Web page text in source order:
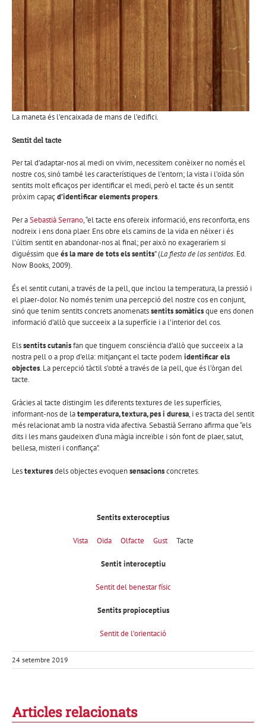
La maneta és l’encaixada de mans de l’edifici.
Sentit del tacte
Per tal d’adaptar-nos al medi on vivim, necessitem conèixer no només el
nostre cos, sinó també les característiques de l’entorn; la vista i l’oïda són
sentits molt eficaços per identificar el medi, però el tacte és un sentit
pròxim capaçd’identificar elements propers.
Per aSebastià Serrano, “el tacte ens ofereix informació, ens reconforta, ens
nodreix i ens dona plaer. Ens obre els camins de la vida en néixer i és
l’últim sentit en abandonar-nos al final; per això no exageraríem si
diguéssim que és la mare de tots els sentits” (La fiesta de los sentidos. Ed.
Now Books, 2009).
És el sentit cutani, a través de la pell, que inclou la temperatura, la pressió i
el plaer-dolor. No només tenim una percepció del nostre cos en conjunt,
sinó que tenim sentits concrets anomenatssentits somàticsque ens donen
informació d’allò que succeeix a la superfície i a l’interior del cos.
Elssentits cutanisfan que tinguem consciència d’allò que succeeix a la
nostra pell o a prop d’ella: mitjançant el tacte podem identificar els
objectes. La percepció tàctil s’obté a través de la pell, que és l’òrgan del
tacte.
Gràcies al tacte distingim les diferents textures de les superfícies,
informant-nos de latemperatura, textura, pes i duresa, i es tracta del sentit
més relacionat amb la nostra vida afectiva. Sebastià Serrano afirma que “els
dits i les mans gaudeixen d’una màgia increïble i són font de plaer, salut,
bellesa, misteri i confiança”.
Lestexturesdels objectes evoquensensacionsconcretes.
Sentits exteroceptius
Vista Oïda Olfacte GustTacte
Sentit interoceptiu
Sentit del benestar físic
Sentits propioceptius
Sentit de l’orientació
24 setembre 2019
Articles relacionats